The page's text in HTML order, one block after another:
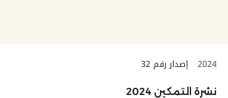
2024 إصدار رقم 32
نشرة التمكين 2024